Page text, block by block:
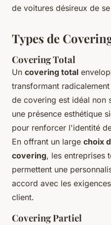
de voitures désireux de
Types de
Covering Total
Un covering total
transformant
de covering est idéal non
une présence esthétique
pour renforcer l'identité
En offrant un large choix
covering, les entreprises
permettent une
accord avec les
client.
Covering Partiel